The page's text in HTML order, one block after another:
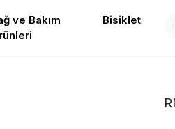
ve Bakım
Bisiklet